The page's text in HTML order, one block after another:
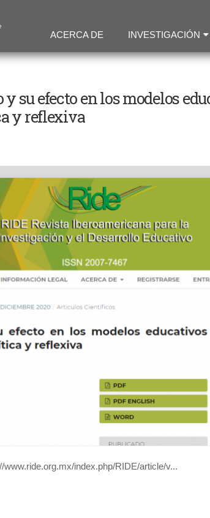
contenido
principal
ACERCA DE INVESTIGACIÓN
su efecto en los modelos
y reflexiva
index.php/RIDE/article/v...